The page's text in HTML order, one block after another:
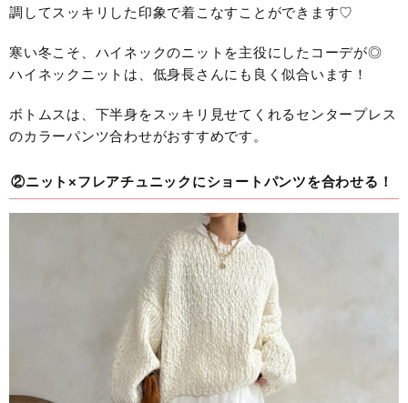
調してスッキリした印象で着こなすことができます♡
寒い冬こそ、ハイネックのニットを主役にしたコーデが◎
ハイネックニットは、低身長さんにも良く似合います！
ボトムスは、下半身をスッキリ見せてくれるセンタープレス
のカラーパンツ合わせがおすすめです。
②ニット×フレアチュニックにショートパンツを合わせる！